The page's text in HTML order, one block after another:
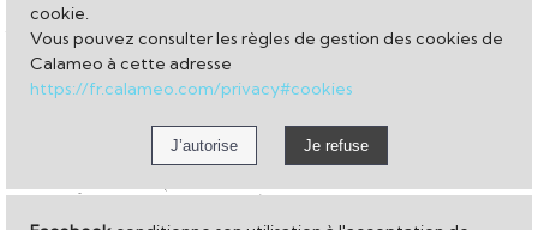
cookie.
Vous pouvez consulter les règles de gestion des cookies de
Calameo à cette adresse
https://fr.calameo.com/privacy#cookies